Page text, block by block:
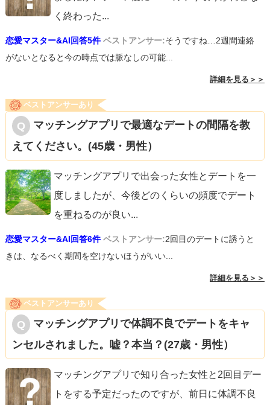
く終わった...
恋愛マスター&AI回答5件 ベストアンサー:そうですね…2週間連絡
がないとなると今の時点では脈なしの可能...
詳細を見る＞＞
ベストアンサーあり
マッチングアプリで最適なデートの間隔を教
えてください。(45歳・男性）
マッチングアプリで出会った女性とデートを一
度しましたが、今後どのくらいの頻度でデート
を重ねるのが良い...
恋愛マスター&AI回答6件 ベストアンサー:2回目のデートに誘うと
きは、なるべく期間を空けないほうがいい...
詳細を見る＞＞
ベストアンサーあり
マッチングアプリで体調不良でデートをキャ
ンセルされました。嘘？本当？(27歳・男性）
マッチングアプリで知り合った女性と2回目デー
トをする予定だったのですが、前日に体調不良